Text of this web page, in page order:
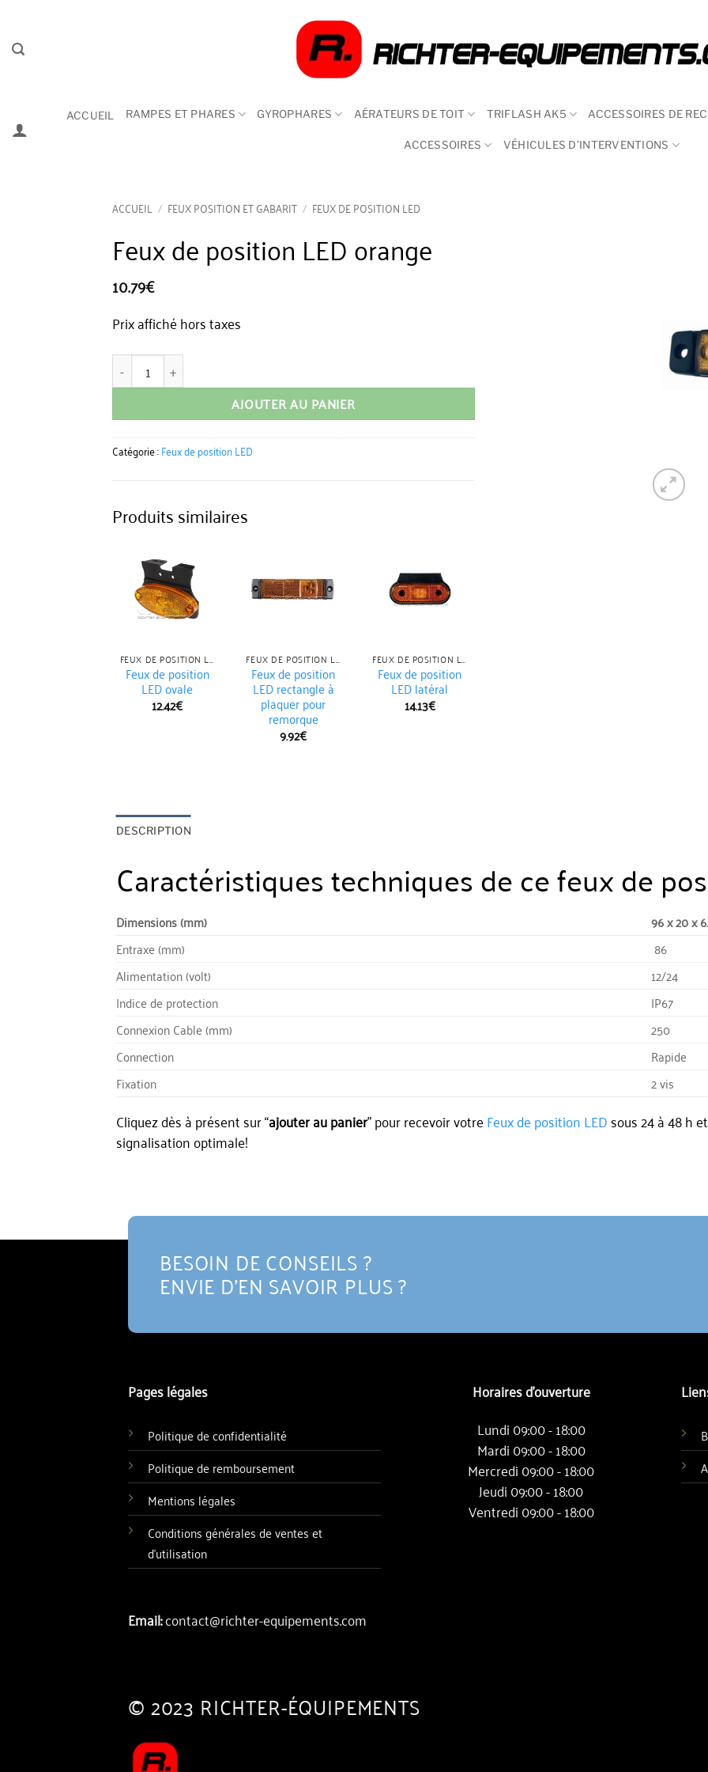
contenu
ACCUEIL RAMPES ET PHARES GYROPHARES AÉRATEURS DE TOIT TRIFLASH AK5 ACCESSOIRES DE
ACCESSOIRES VÉHICULES D’INTERVENTIONS
ACCUEIL / FEUX POSITION ET GABARIT / FEUX DE POSITION LED
Feux de position LED orange
10.79€
Prix affiché hors taxes
AJOUTER AU PANIER
Catégorie :Feux de position LED
Produits similaires
FEUX DE POSITION LED
Feux de position
LED ovale
12.42€
FEUX DE POSITION LED
Feux de position
LED rectangle à
plaquer pour
remorque
9.92€
FEUX DE POSITION LED
Feux de position
LED latéral
14.13€
DESCRIPTION
Caractéristiques techniques de ce feux de
Dimensions (mm)
96 x 20 x
Entraxe (mm)
86
Alimentation (volt)
12/24
Indice de protection
IP67
Connexion Cable (mm)
250
Connection
Rapide
Fixation
2 vis
Cliquez dès à présent sur “ajouter au panier” pour recevoir votreFeux de position LEDsous 24 à 48 h
signalisation optimale!
BESOIN DE CONSEILS ?
ENVIE D'EN SAVOIR PLUS ?
Pages légales
Politique de confidentialité
Politique de remboursement
Mentions légales
Conditions générales de ventes et
d'utilisation
Horaires d'ouverture
Lundi 09:00 - 18:00
Mardi 09:00 - 18:00
Mercredi 09:00 - 18:00
Jeudi 09:00 - 18:00
Ventredi 09:00 - 18:00
Email:contact@richter-equipements.com
© 2023 RICHTER-ÉQUIPEMENTS